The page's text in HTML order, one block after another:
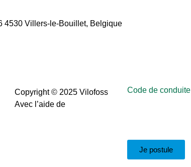
Villers-le-Bouillet, Belgique
Copyright © 2025 Vilofoss
Avec l’aide de
Code de conduite
Je postule